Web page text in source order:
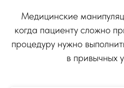
Медицинские
когда пациенту сложно
процедуру нужно
в привычных